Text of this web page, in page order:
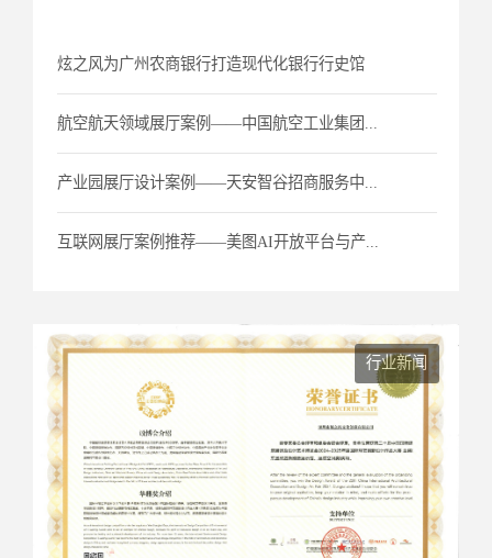
炫之风为广州农商银行打造现代化银行行史馆
航空航天领域展厅案例——中国航空工业集团...
产业园展厅设计案例——天安智谷招商服务中...
互联网展厅案例推荐——美图AI开放平台与产...
行业新闻